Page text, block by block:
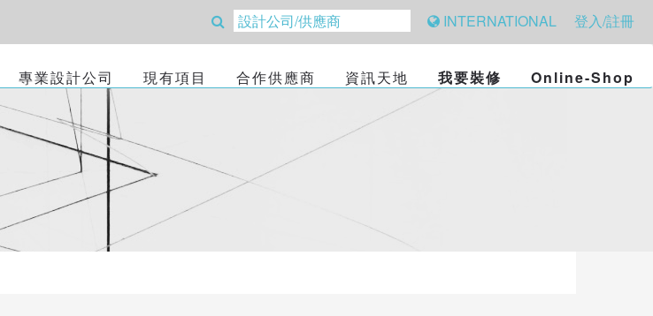
INTERNATIONAL 登入/註冊
專業設計公司 現有項目 合作供應商 資訊天地 我要裝修 Online-Shop